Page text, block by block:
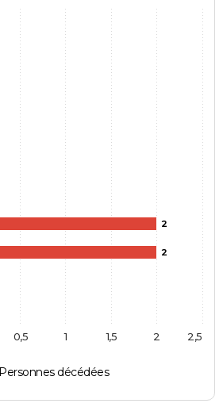
2
2
Personnes décédées
0,5 1 1,5 2 2,5